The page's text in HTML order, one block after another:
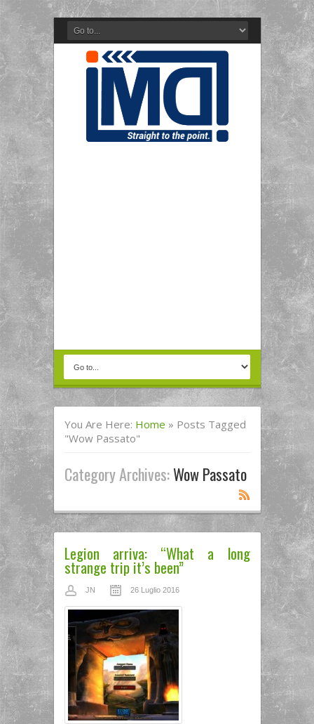
You Are Here: Home » Posts Tagged
"wow Passato"
Category Archives:Wow Passato
Legion arriva: “What a long
strange trip it’s been”
JN 26 Luglio 2016